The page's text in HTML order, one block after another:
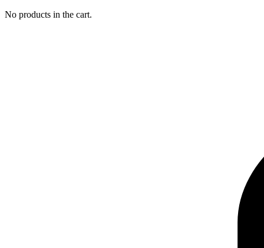
No products in the cart.